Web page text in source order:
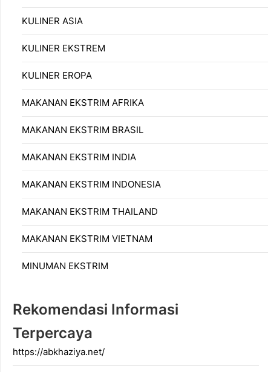
KULINER ASIA
KULINER EKSTREM
KULINER EROPA
MAKANAN EKSTRIM AFRIKA
MAKANAN EKSTRIM BRASIL
MAKANAN EKSTRIM INDIA
MAKANAN EKSTRIM INDONESIA
MAKANAN EKSTRIM THAILAND
MAKANAN EKSTRIM VIETNAM
MINUMAN EKSTRIM
Rekomendasi Informasi
Terpercaya
https://abkhaziya.net/